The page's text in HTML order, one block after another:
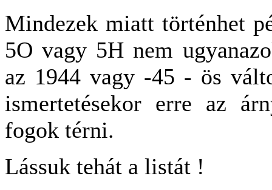
Mindezek miatt történhet
5O vagy 5H nem
az 1944 vagy -45 - ös
ismertetésekor erre az
fogok térni.
Lássuk tehát a listát !